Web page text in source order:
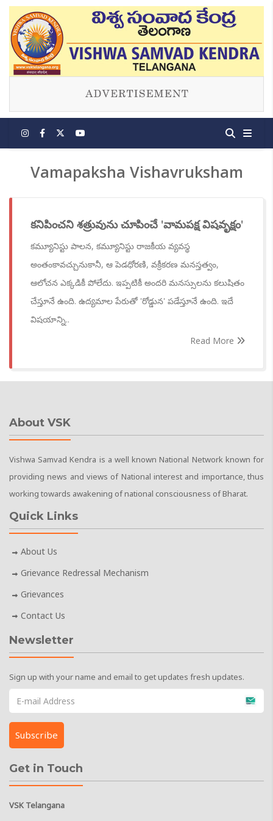
Vamapaksha Vishavruksham
కనిపించని శత్రువును చూపించే 'వామపక్ష విషవృక్షం'
కమ్యూనిస్టు పాలన, కమ్యూనిస్టు రాజకీయ వ్యవస్థ
అంతంకావచ్చునుకానీ, ఆ పెడధోరణి, వక్రీకరణ మనస్తత్వం,
ఆలోచన ఎక్కడికీ పోలేదు. ఇప్పటికీ అందరి మనస్సులను కలుషితం
చేస్తూనే ఉంది. ఉద్యమాల పేరుతో 'రోడ్డున' పడేస్తూనే ఉంది. ఇదే
విషయాన్ని..
Read More
About VSK
Vishwa Samvad Kendra is a well known National Network known for
providing news and views of National interest and importance, thus
working towards awakening of national consciousness of Bharat.
Quick Links
About Us
Grievance Redressal Mechanism
Grievances
Contact Us
Newsletter
Sign up with your name and email to get updates fresh updates.
Get in Touch
VSK Telangana